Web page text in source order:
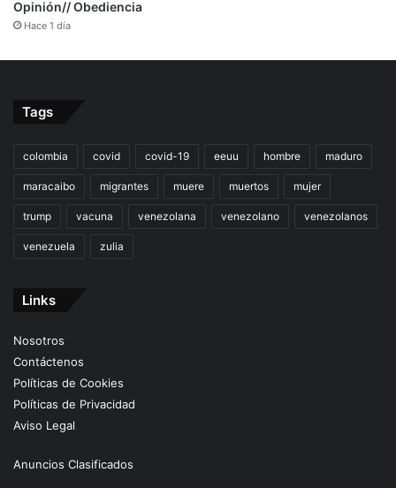
Opinión// Obediencia
Hace 1 día
Tags
colombia covid covid-19 eeuu hombre maduro
maracaibo migrantes muere muertos mujer
trump vacuna venezolana venezolano venezolanos
venezuela zulia
Links
Nosotros
Contáctenos
Políticas de Cookies
Políticas de Privacidad
Aviso Legal
Anuncios Clasificados